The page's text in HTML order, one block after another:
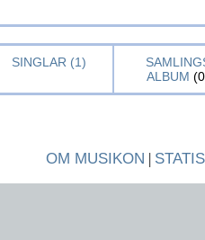
SINGLAR (1)
ALBUM
OM MUSIKON |